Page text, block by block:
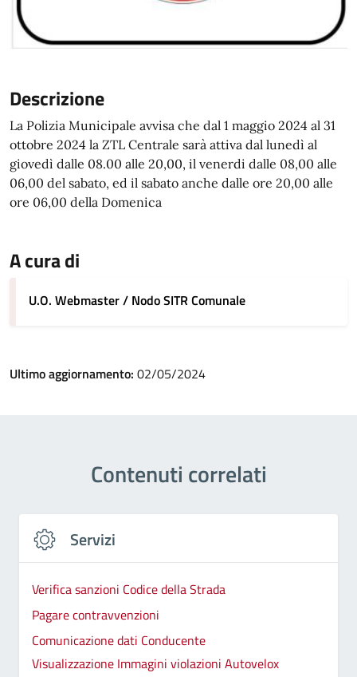
Descrizione
La Polizia Municipale avvisa che dal 1 maggio 2024 al 31
ottobre 2024 la ZTL Centrale sarà attiva dal lunedì al
giovedì dalle 08.00 alle 20,00, il venerdi dalle 08,00 alle
06,00 del sabato, ed il sabato anche dalle ore 20,00 alle
ore 06,00 della Domenica
A cura di
U.O. Webmaster / Nodo SITR Comunale
Ultimo aggiornamento: 02/05/2024
Contenuti correlati
Servizi
Verifica sanzioni Codice della Strada
Pagare contravvenzioni
Comunicazione dati Conducente
Visualizzazione Immagini violazioni Autovelox